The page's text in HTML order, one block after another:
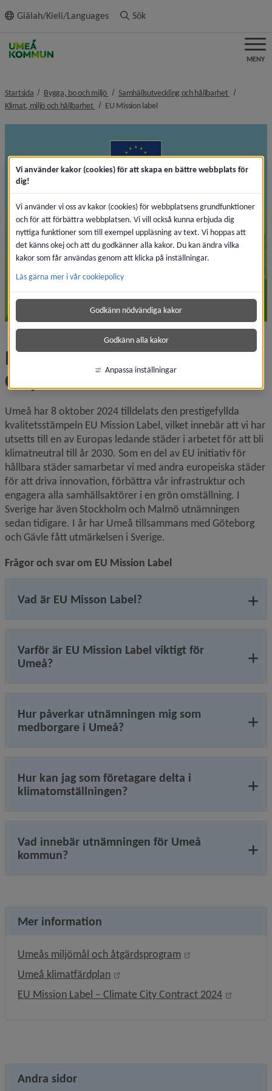
innehållet
Giälah/Kieli/Languages Sök
MENY
Startsida Bygga, bo och miljö nivå i brödsmulenavigeringen
Samhällsutveckling och hållbarhet nivå i
Klimat, miljö och hållbarhet nivå i brödsmulenavigeringen
EU Mission labelnivå i brödsmulenavigeringen
EU Mission Label – Climate
City Contract
Umeå har 8 oktober 2024 tilldelats den prestigefyllda
kvalitetsstämpeln EU Mission Label, vilket innebär att vi har
utsetts till en av Europas ledande städer i arbetet för att bli
klimatneutral till år 2030. Som en del av EU initiativ för
hållbara städer samarbetar vi med andra europeiska städer
för att driva innovation, förbättra vår infrastruktur och
engagera alla samhällsaktörer i en grön omställning. I
Sverige har även Stockholm och Malmö utnämningen
sedan tidigare. I år har Umeå tillsammans med Göteborg
och Gävle fått utmärkelsen i Sverige.
Frågor och svar om EU Mission Label
Vad är EU Misson Label?
Varför är EU Mission Label viktigt för
Umeå?
Hur påverkar utnämningen mig som
medborgare i Umeå?
Hur kan jag som företagare delta i
klimatomställningen?
Vad innebär utnämningen för Umeå
kommun?
Mer information
Umeås miljömål och åtgärdsprogram
Öppnas i nytt
Umeå klimatfärdplan
Öppnas i nytt fönster.
EU Mission Label – Climate City Contract 2024
Länk till
Andra sidor
Vi använder kakor (cookies) för att skapa en bättre webbplats för
dig!
Vi använder vi oss av kakor (cookies) för webbplatsens grundfunktioner
och för att förbättra webbplatsen. Vi vill också kunna erbjuda dig
nyttiga funktioner som till exempel uppläsning av text. Vi hoppas att
det känns okej och att du godkänner alla kakor. Du kan ändra vilka
kakor som får användas genom att klicka på inställningar.
Läs gärna mer i vår cookiepolicy
Godkänn nödvändiga kakor
Godkänn alla kakor
Anpassa inställningar